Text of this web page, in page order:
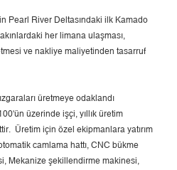
Pearl River Deltasındaki ilk Kamado
her limana ulaşması,
ve nakliye maliyetinden tasarruf
üretmeye odaklandı
üzerinde işçi, yıllık üretim
Üretim için özel ekipmanlara yatırım
camlama hattı, CNC bükme
Mekanize şekillendirme makinesi,